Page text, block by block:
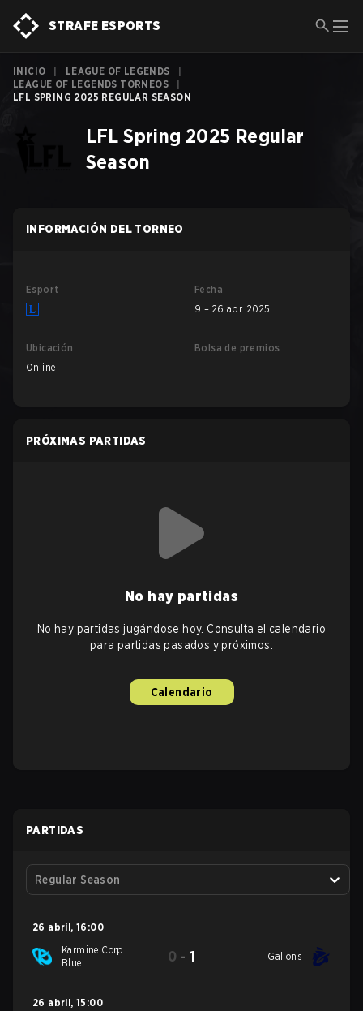
STRAFE ESPORTS
INICIO LEAGUE OF LEGENDS
LEAGUE OF LEGENDS TORNEOS
LFL SPRING 2025 REGULAR SEASON
LFL Spring 2025 Regular
Season
INFORMACIÓN DEL TORNEO
Esport
Fecha
9 – 26 abr. 2025
Ubicación
Online
Bolsa de premios
PRÓXIMAS PARTIDAS
No hay partidas
No hay partidas jugándose hoy. Consulta el calendario
para partidas pasados y próximos.
Calendario
PARTIDAS
Regular Season
26 abril, 16:00
Karmine Corp
Blue
0 -1 Galions
26 abril, 15:00